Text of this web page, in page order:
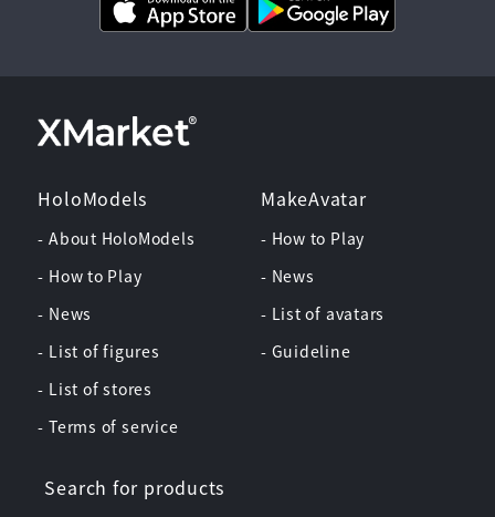
HoloModels
- About HoloModels
- How to Play
- News
- List of figures
- List of stores
- Terms of service
MakeAvatar
- How to Play
- News
- List of avatars
- Guideline
Search for products